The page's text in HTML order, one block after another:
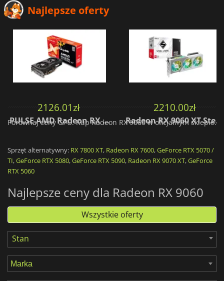
Najlepsze oferty
2126.01zł
PULSE AMD Radeon RX 9060 XT 16GB
2210.00zł
Radeon RX 9060 XT Steel Legend 16GB OC
Porównaj ceny GPU. Kup Radeon RX 9060 w oficjalnym sklepie.
Sprzęt alternatywny: RX 7800 XT, Radeon RX 7600,GeForce RTX 5070 /
TI,GeForce RTX 5080,GeForce RTX 5090, Radeon RX 9070 XT,GeForce
RTX 5060
Najlepsze ceny dla Radeon RX 9060
Wszystkie oferty
Stan